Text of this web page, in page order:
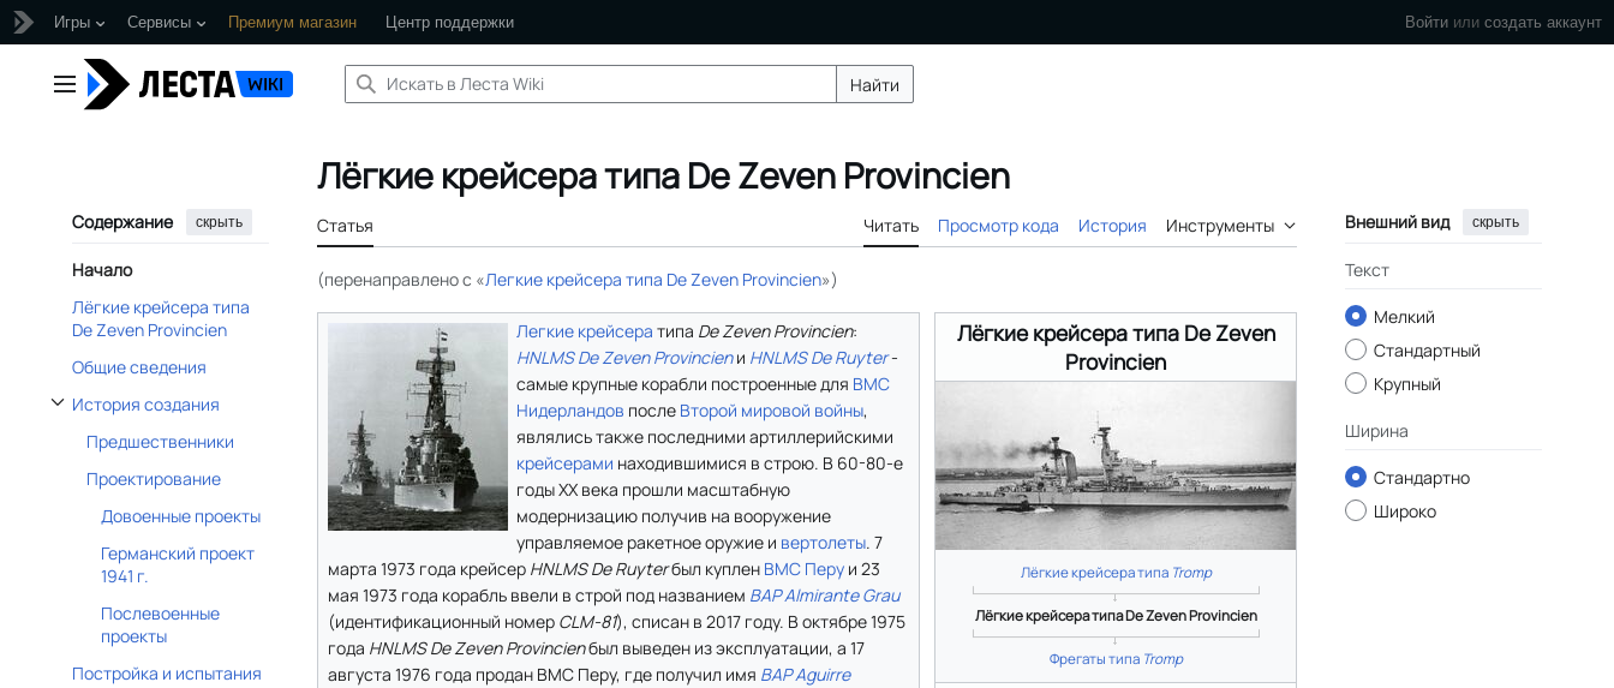
Войти или создать аккаунт
Игры Сервисы Премиум магазин Центр поддержки
содержанию
Главное меню Найти
Содержание скрыть
Начало
Лёгкие крейсера типа
De Zeven Provincien
Общие сведения
История создания
Отобразить/Скрыть подраздел История создания
Предшественники
Проектирование
Довоенные проекты
Германский проект
1941 г.
Послевоенные
проекты
Постройка и испытания
Лёгкие крейсера типа De Zeven Provincien
Статья Читать Просмотр кода История Инструменты Внешний вид скрыть
Текст
Мелкий
Стандартный
Крупный
Ширина
Стандартно
Широко
(перенаправлено с «Легкие крейсера типа De Zeven Provincien»)
Лёгкие крейсера типа De Zeven
Provincien
Лёгкие крейсера типа Tromp
Лёгкие крейсера типа De Zeven Provincien
Фрегаты типа Tromp
Легкие крейсера типа De Zeven Provincien:
HNLMS De Zeven Provincienи HNLMS De Ruyter-
самые крупные корабли построенные для ВМС
Нидерландов после Второй мировой войны,
являлись также последними артиллерийскими
крейсерами находившимися в строю. В 60-80-е
годы ХХ века прошли масштабную
модернизацию получив на вооружение
управляемое ракетное оружие и вертолеты. 7
марта 1973 года крейсер HNLMS De Ruyterбыл куплен ВМС Перу и 23
мая 1973 года корабль ввели в строй под названием BAP Almirante Grau
(идентификационный номер CLM-81), списан в 2017 году. В октябре 1975
года HNLMS De Zeven Provincienбыл выведен из эксплуатации, а 17
августа 1976 года продан ВМС Перу, где получил имя BAP Aguirre